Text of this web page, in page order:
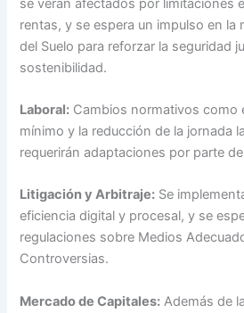
se verán afectados por limitaciones
rentas, y se espera un impulso en la
del Suelo para reforzar la seguridad
sostenibilidad.
Laboral: Cambios normativos como
mínimo y la reducción de la jornada
requerirán adaptaciones por parte
Litigación y Arbitraje: Se
eficiencia digital y procesal, y se
regulaciones sobre Medios
Controversias.
Mercado de Capitales: Además de